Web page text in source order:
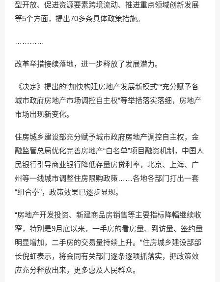
型开放、促进资源要素跨境流动、推进重点领域创新发展
等5个方面，提出70多条具体政策措施。
…………
改革举措接续落地，进一步释放了发展潜力。
《决定》提出的“加快构建房地产发展新模式”“充分赋予各
城市政府房地产市场调控自主权”等举措落实落细，房地产
市场出现新变化。
住房城乡建设部充分赋予城市政府房地产调控自主权，金
融监管总局优化完善房地产“白名单”项目融资机制，中国人
民银行引导商业银行降低存量房贷利率，北京、上海、广
州等一线城市调整住房限购政策……各地各部门打出一套
“组合拳”，政策效果已逐步显现。
“房地产开发投资、新建商品房销售等主要指标降幅继续收
窄，特别是9月底以来，一手房的看房量、到访量、签约量
明显增加，二手房的交易量持续上升。”住房城乡建设部部
长倪虹表示，将会同有关部门逐条逐项抓落实，把政策效
应充分释放出来，更多惠及人民群众。